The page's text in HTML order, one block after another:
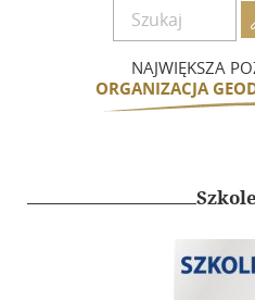
NAJWIĘKSZA
ORGANIZACJA
Zarząd